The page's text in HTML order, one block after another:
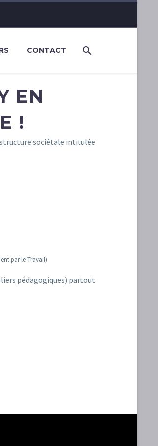
CONTACT
EN
!
structure sociétale intitulée
par le Travail)
pédagogiques) partout